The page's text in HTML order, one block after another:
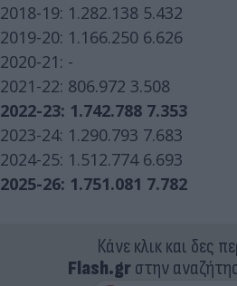
2018-19: 1.282.138 5.432
2019-20: 1.166.250 6.626
2020-21: -
2021-22: 806.972 3.508
2022-23: 1.742.788 7.353
2023-24: 1.290.793 7.683
2024-25: 1.512.774 6.693
2025-26: 1.751.081 7.782
Κάνε κλικ και δες
Flash.grστην